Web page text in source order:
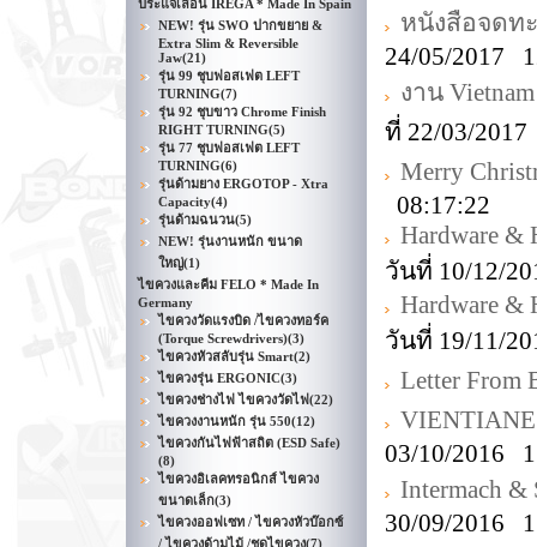
ประแจเลื่อน IREGA * Made In Spain
NEW! รุ่น SWO ปากขยาย &
Extra Slim & Reversible
Jaw(21)
รุ่น 99 ชุบฟอสเฟต LEFT
TURNING(7)
รุ่น 92 ชุบขาว Chrome Finish
RIGHT TURNING(5)
รุ่น 77 ชุบฟอสเฟต LEFT
TURNING(6)
รุ่นด้ามยาง ERGOTOP - Xtra
Capacity(4)
รุ่นด้ามฉนวน(5)
NEW! รุ่นงานหนัก ขนาด
ใหญ่(1)
ไขควงและคีม FELO * Made In
Germany
ไขควงวัดแรงบิด /ไขควงทอร์ค
(Torque Screwdrivers)(3)
ไขควงหัวสลับรุ่น Smart(2)
ไขควงรุ่น ERGONIC(3)
ไขควงช่างไฟ ไขควงวัดไฟ(22)
ไขควงงานหนัก รุ่น 550(12)
ไขควงกันไฟฟ้าสถิต (ESD Safe)
(8)
ไขควงอิเลคทรอนิกส์ ไขควง
ขนาดเล็ก(3)
ไขควงออฟเซท / ไขควงหัวบ๊อกซ์
/ ไขควงด้ามไม้ /ชุดไขควง(7)
หนังสือจดท
24/05/2017
งาน
ที่ 22/03/
Merry
08:17:22
Hardware &
วันที่ 10/12/
Hardware &
วันที่ 19/11/
Letter From
03/10/2016
Intermach &
30/09/2016